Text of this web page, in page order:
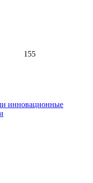
155
инновационные